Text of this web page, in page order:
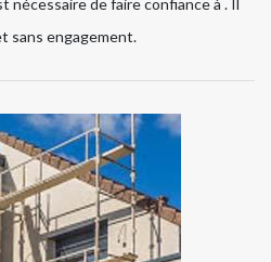
nécessaire de faire confiance à . Il
sans engagement.